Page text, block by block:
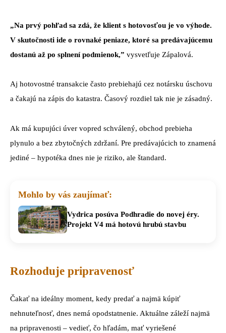
„Na prvý pohľad sa zdá, že klient s hotovosťou je vo výhode.
V skutočnosti ide o rovnaké peniaze, ktoré sa predávajúcemu
dostanú až po splnení podmienok,” vysvetľuje Zápalová.
Aj hotovostné transakcie často prebiehajú cez notársku úschovu
a čakajú na zápis do katastra. Časový rozdiel tak nie je zásadný.
Ak má kupujúci úver vopred schválený, obchod prebieha
plynulo a bez zbytočných zdržaní. Pre predávajúcich to znamená
jediné – hypotéka dnes nie je riziko, ale štandard.
Mohlo by vás zaujímať:
Vydrica posúva Podhradie do novej éry.
Projekt V4 má hotovú hrubú stavbu
Rozhoduje pripravenosť
Čakať na ideálny moment, kedy predať a najmä kúpiť
nehnuteľnosť, dnes nemá opodstatnenie. Aktuálne záleží najmä
na pripravenosti – vedieť, čo hľadám, mať vyriešené